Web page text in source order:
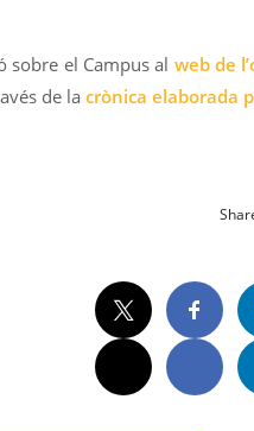
sobre el Campus al web de
de la crònica elaborada